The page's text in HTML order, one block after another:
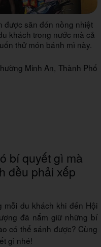
được săn đón nồng nhiệt
khách trong nước mà cả
thử món bánh mì này.
Minh An, Thành Phố
bí quyết gì mà
đều phải xếp
du khách khi đến Hội
đã nắm giữ những bí
có thể sánh được? Cùng
gì nhé!